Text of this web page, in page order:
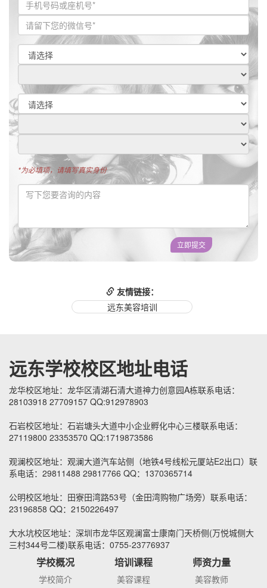
*为必填项，请填写真实身份
立即提交
友情链接：
远东美容培训
远东学校校区地址电话
龙华校区地址：龙华区清湖石清大道神力创意园A栋联系电话：
28103918 27709157 QQ:912978903
石岩校区地址：石岩塘头大道中小企业孵化中心三楼联系电话：
27119800 23353570 QQ:1719873586
观澜校区地址：观澜大道汽车站侧（地铁4号线松元厦站E2出口）联
系电话：29811488 29817766 QQ：1370365714
公明校区地址：田寮田湾路53号（金田湾购物广场旁）联系电话：
23196858 QQ：2150226497
大水坑校区地址：深圳市龙华区观澜富士康南门天桥侧(万悦城侧大
三村344号二楼)联系电话：0755-23776937
学校概况
学校简介
培训课程
美容课程
师资力量
美容教师